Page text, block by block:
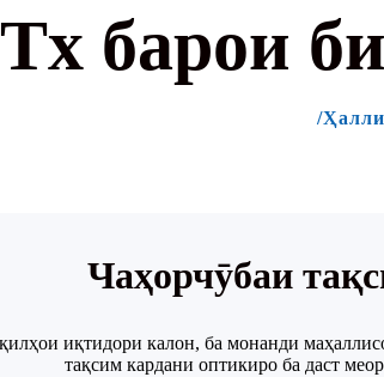
барои
/
Чаҳорчӯбаи
иқтидори калон, ба монанди
тақсим кардани оптикиро ба даст